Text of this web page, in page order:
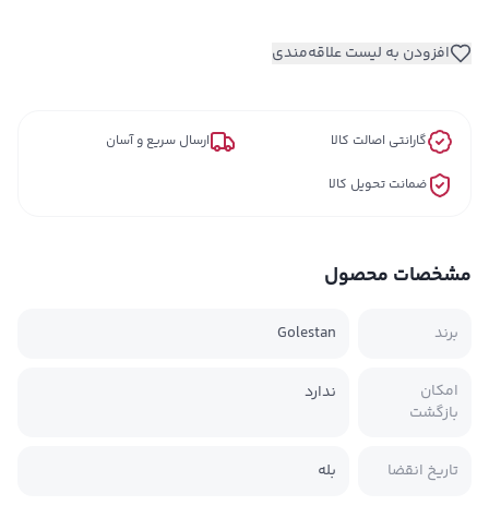
افزودن به لیست علاقه‌مندی
گارانتی اصالت کالا ارسال سریع و آسان
ضمانت تحویل کالا
مشخصات محصول
برند Golestan
امکان
بازگشت
ندارد
تاریخ انقضا بله